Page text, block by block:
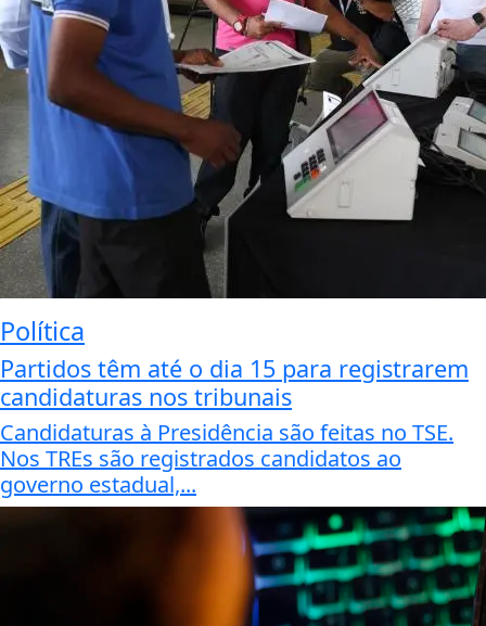
Política
Partidos têm até o dia 15 para registrarem
candidaturas nos tribunais
Candidaturas à Presidência são feitas no TSE.
Nos TREs são registrados candidatos ao
governo estadual,...